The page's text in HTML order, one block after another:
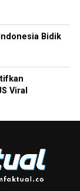
Bidik
Viral